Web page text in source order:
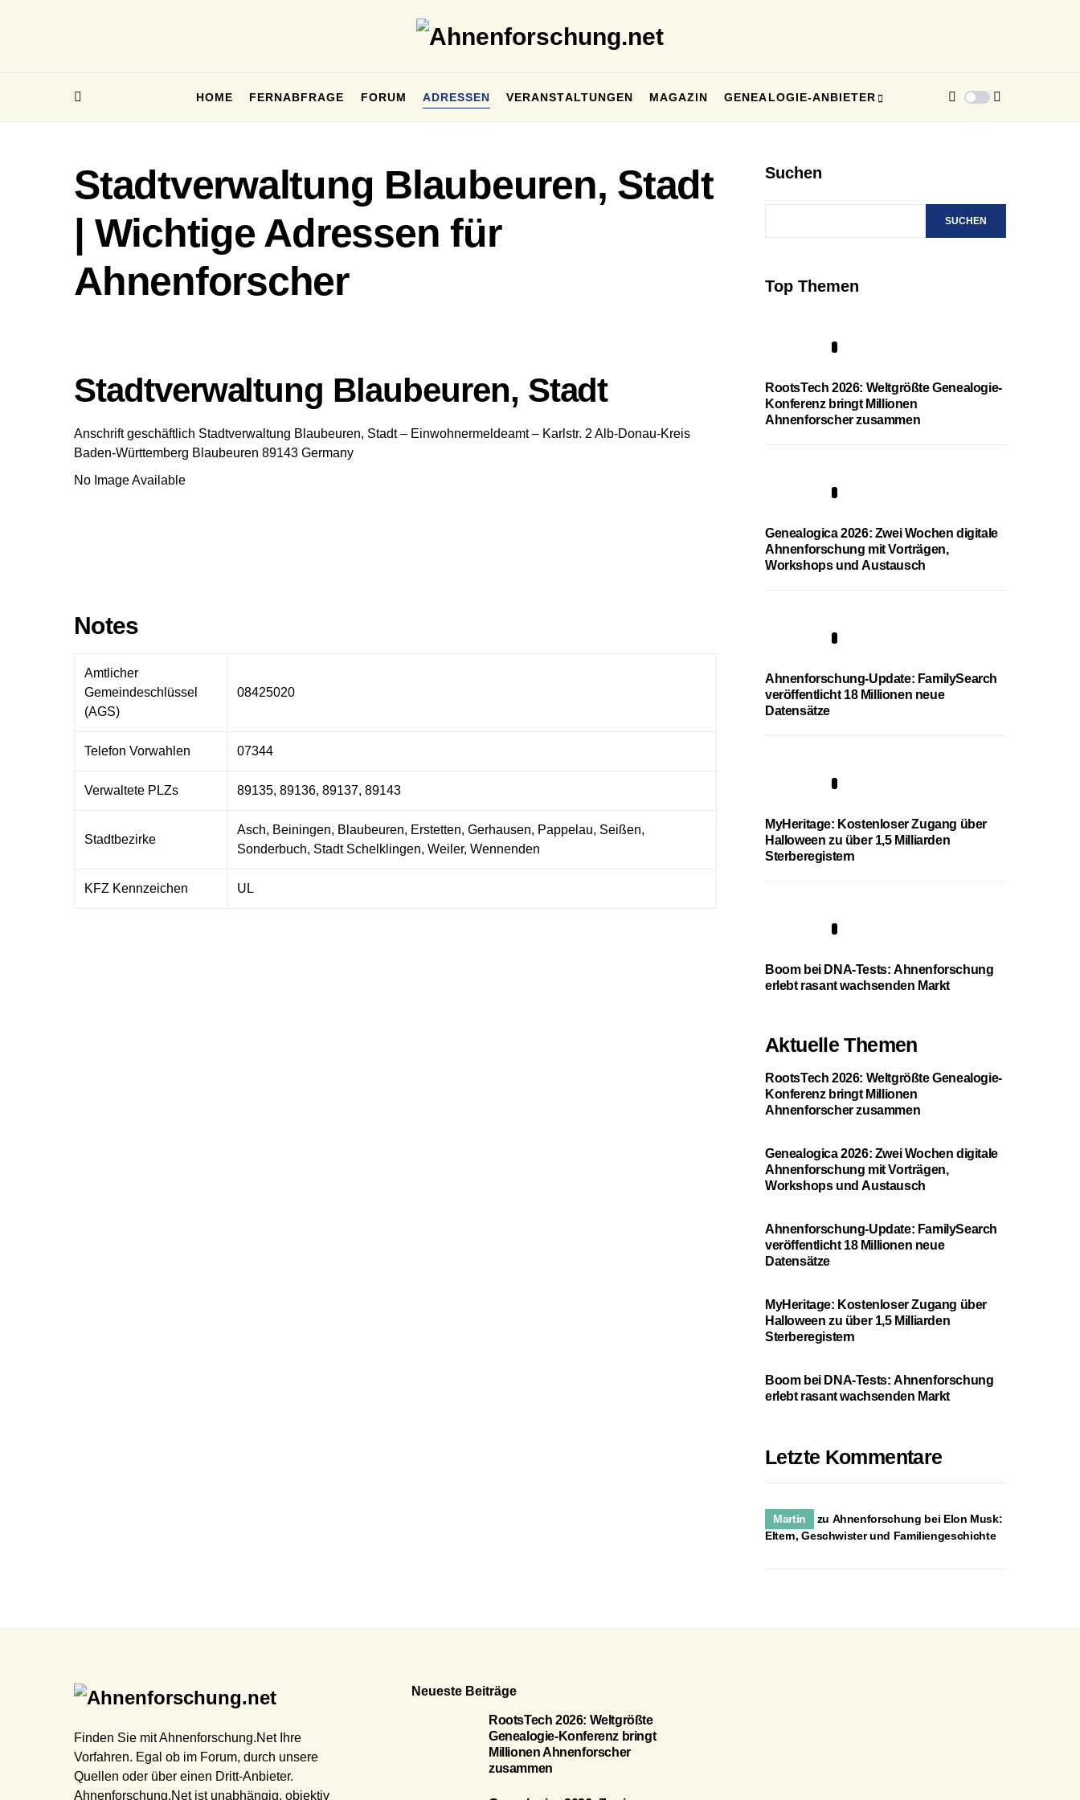
HOME FERNABFRAGE FORUM ADRESSEN VERANSTALTUNGEN MAGAZIN GENEALOGIE-ANBIETER
Stadtverwaltung Blaubeuren, Stadt
| Wichtige Adressen für
Ahnenforscher
Stadtverwaltung Blaubeuren, Stadt
Anschrift geschäftlich Stadtverwaltung Blaubeuren, Stadt – Einwohnermeldeamt – Karlstr. 2 Alb-Donau-Kreis
Baden-Württemberg Blaubeuren 89143 Germany
No Image Available
Notes
Amtlicher
Gemeindeschlüssel
(AGS)
08425020
Telefon Vorwahlen 07344
Verwaltete PLZs 89135, 89136, 89137, 89143
Stadtbezirke
Asch, Beiningen, Blaubeuren, Erstetten, Gerhausen, Pappelau, Seißen,
Sonderbuch, Stadt Schelklingen, Weiler, Wennenden
KFZ Kennzeichen UL
Suchen
SUCHEN
Top Themen
RootsTech 2026: Weltgrößte Genealogie-
Konferenz bringt Millionen
Ahnenforscher zusammen
Genealogica 2026: Zwei Wochen digitale
Ahnenforschung mit Vorträgen,
Workshops und Austausch
Ahnenforschung-Update: FamilySearch
veröffentlicht 18 Millionen neue
Datensätze
MyHeritage: Kostenloser Zugang über
Halloween zu über 1,5 Milliarden
Sterberegistern
Boom bei DNA-Tests: Ahnenforschung
erlebt rasant wachsenden Markt
Aktuelle Themen
RootsTech 2026: Weltgrößte Genealogie-
Konferenz bringt Millionen
Ahnenforscher zusammen
Genealogica 2026: Zwei Wochen digitale
Ahnenforschung mit Vorträgen,
Workshops und Austausch
Ahnenforschung-Update: FamilySearch
veröffentlicht 18 Millionen neue
Datensätze
MyHeritage: Kostenloser Zugang über
Halloween zu über 1,5 Milliarden
Sterberegistern
Boom bei DNA-Tests: Ahnenforschung
erlebt rasant wachsenden Markt
Letzte Kommentare
Martin zu Ahnenforschung bei Elon Musk:
Eltern, Geschwister und Familiengeschichte
Finden Sie mit Ahnenforschung.Net Ihre
Vorfahren. Egal ob im Forum, durch unsere
Quellen oder über einen Dritt-Anbieter.
Ahnenforschung.Net ist unabhängig, objektiv
Neueste Beiträge
RootsTech 2026: Weltgrößte
Genealogie-Konferenz bringt
Millionen Ahnenforscher
zusammen